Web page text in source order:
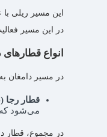
این مسیر ریلی
در این مسیر
انواع
در مسیر دامغان
قطار رجا
می‌شود که
در مجموع، قطار